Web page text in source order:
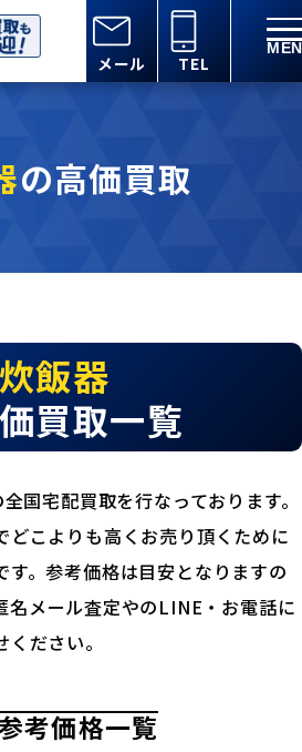
メール TEL
の高価買取
炊飯器
買取一覧
国宅配買取を行なっております。
どこよりも高くお売り頂くために
す。参考価格は目安となりますの
名メール査定やのLINE・お電話に
ださい。
考価格一覧